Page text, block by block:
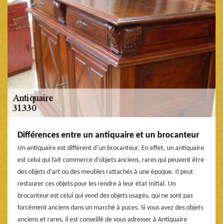
Différences entre un antiquaire et un brocanteur
Un antiquaire est différent d’un brocanteur. En effet, un antiquaire
est celui qui fait commerce d’objets anciens, rares qui peuvent être
des objets d’art ou des meubles rattachés à une époque. Il peut
restaurer ces objets pour les rendre à leur état initial. Un
brocanteur est celui qui vend des objets usagés, qui ne sont pas
forcément anciens dans un marché à puces. Si vous avez des objets
anciens et rares, il est conseillé de vous adresser à Antiquaire